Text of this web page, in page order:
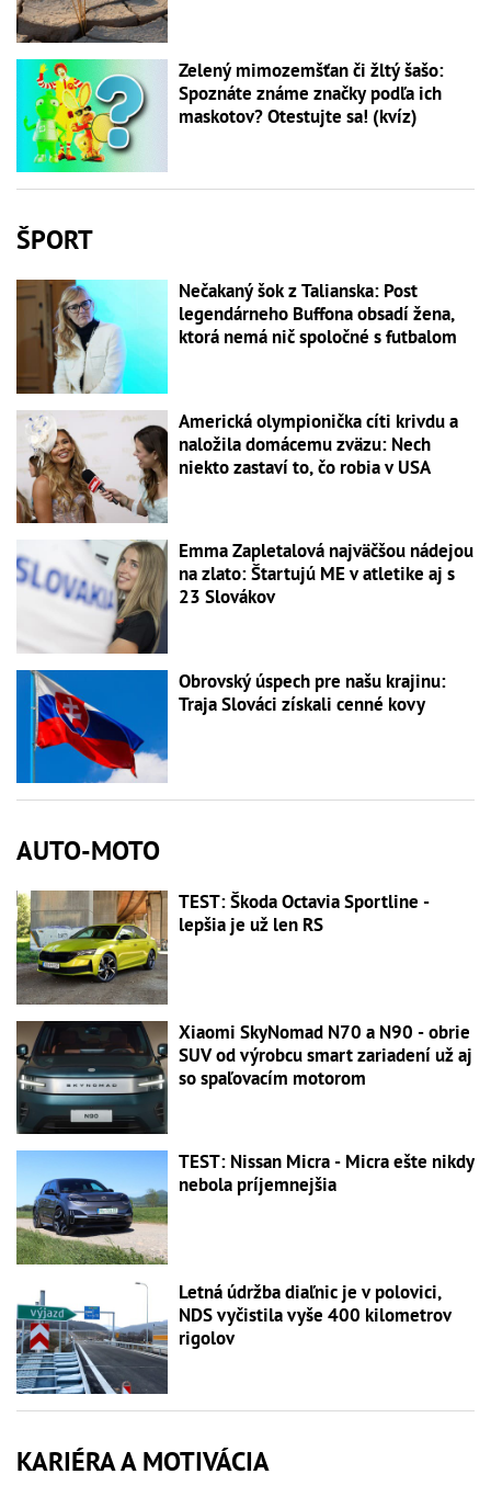
Zelený mimozemšťan či žltý šašo:
Spoznáte známe značky podľa ich
maskotov? Otestujte sa! (kvíz)
ŠPORT
Nečakaný šok z Talianska: Post
legendárneho Buffona obsadí žena,
ktorá nemá nič spoločné s futbalom
Americká olympionička cíti krivdu a
naložila domácemu zväzu: Nech
niekto zastaví to, čo robia v USA
Emma Zapletalová najväčšou nádejou
na zlato: Štartujú ME v atletike aj s
23 Slovákov
Obrovský úspech pre našu krajinu:
Traja Slováci získali cenné kovy
AUTO-MOTO
TEST: Škoda Octavia Sportline -
lepšia je už len RS
Xiaomi SkyNomad N70 a N90 - obrie
SUV od výrobcu smart zariadení už aj
so spaľovacím motorom
TEST: Nissan Micra - Micra ešte nikdy
nebola príjemnejšia
Letná údržba diaľnic je v polovici,
NDS vyčistila vyše 400 kilometrov
rigolov
KARIÉRA A MOTIVÁCIA